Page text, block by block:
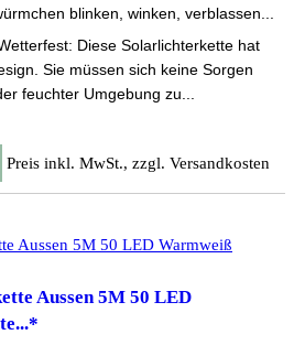
blinken, winken, verblassen...
Diese Solarlichterkette hat
Sie müssen sich keine Sorgen
feuchter Umgebung zu...
Preis inkl. MwSt., zzgl. Versandkosten
Aussen 5M 50 LED